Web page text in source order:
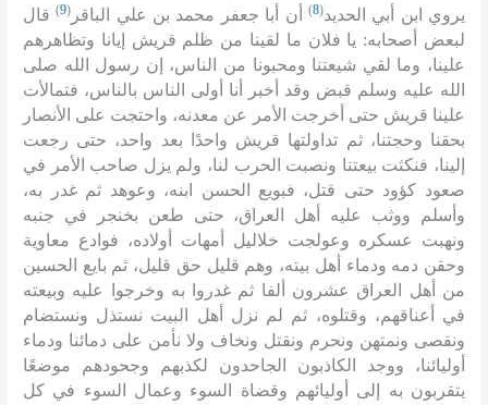
يروي ابن أبي الحديد(
8
) أن أبا جعفر محمد بن علي الباقر (
9
) قال
لبعض أصحابه: يا فلان ما لقينا من ظلم قريش إيانا وتظاهرهم
علينا، وما لقي شيعتنا ومحبونا من الناس، إن رسول الله صلى
الله عليه وسلم قبض وقد أخبر أنا أولى الناس بالناس، فتمالأت
علينا قريش حتى أخرجت الأمر عن معدنه، واحتجت على الأنصار
بحقنا وحجتنا، ثم تداولتها قريش واحدًا بعد واحد، حتى رجعت
إلينا، فنكثت بيعتنا ونصبت الحرب لنا، ولم يزل صاحب الأمر في
صعود كؤود حتى قتل، فبويع الحسن ابنه، وعوهد ثم غدر به،
وأسلم ووثب عليه أهل العراق، حتى طعن بخنجر في جنبه
ونهبت عسكره وعولجت خلاليل أمهات أولاده، فوادع معاوية
وحقن دمه ودماء أهل بيته، وهم قليل حق قليل، ثم بايع الحسين
من أهل العراق عشرون ألفا ثم غدروا به وخرجوا عليه وبيعته
في أعناقهم، وقتلوه، ثم لم نزل أهل البيت نستذل ونستضام
ونقصى ونمتهن ونحرم ونقتل ونخاف ولا نأمن على دمائنا ودماء
أوليائنا، ووجد الكاذبون الجاحدون لكذبهم وجحودهم موضعًا
يتقربون به إلى أوليائهم وقضاة السوء وعمال السوء في كل